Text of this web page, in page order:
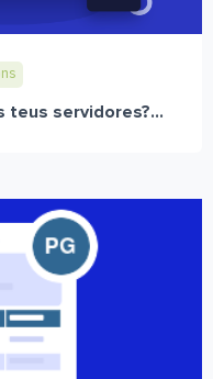
teus servidores?...